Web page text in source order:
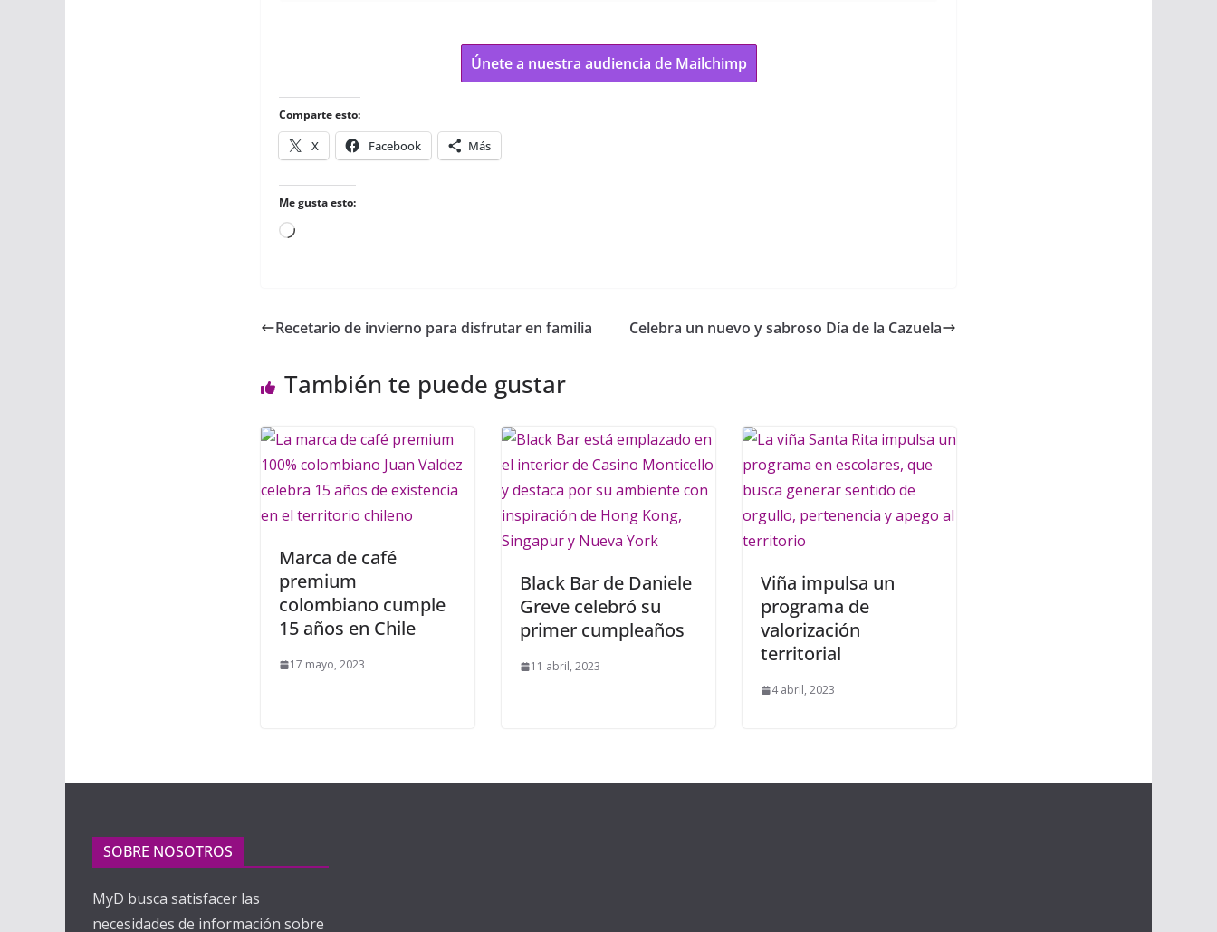
Únete a nuestra audiencia de Mailchimp
Comparte esto:
X Facebook Más
Me gusta esto:
Cargando...
Recetario de invierno para disfrutar en familia Celebra un nuevo y sabroso Día de la Cazuela
También te puede gustar
Marca de café
premium
colombiano cumple
15 años en Chile
17 mayo, 2023
Black Bar de Daniele
Greve celebró su
primer cumpleaños
11 abril, 2023
Viña impulsa un
programa de
valorización
territorial
4 abril, 2023
SOBRE NOSOTROS
MyD busca satisfacer las
necesidades de información sobre